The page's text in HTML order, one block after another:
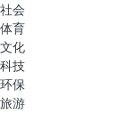
社会
体育
文化
科技
环保
旅游